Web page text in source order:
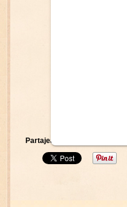
Partajează asta: